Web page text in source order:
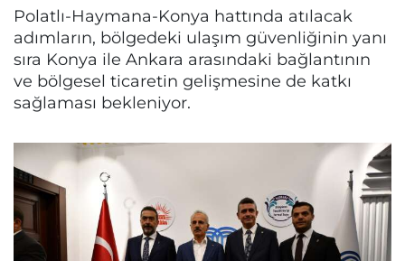
Polatlı-Haymana-Konya hattında atılacak
adımların, bölgedeki ulaşım güvenliğinin yanı
sıra Konya ile Ankara arasındaki bağlantının
ve bölgesel ticaretin gelişmesine de katkı
sağlaması bekleniyor.